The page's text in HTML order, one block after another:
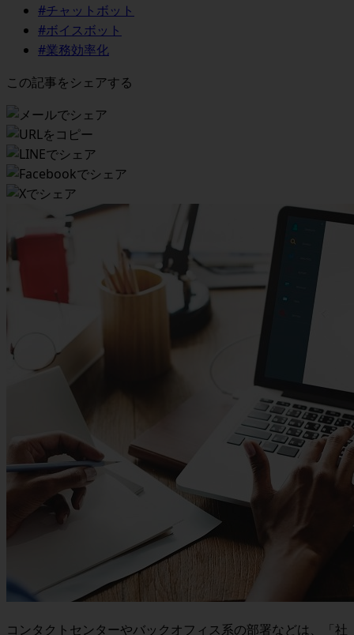
#チャットボット
#ボイスボット
#業務効率化
この記事をシェアする
コンタクトセンターやバックオフィス系の部署などは、「社